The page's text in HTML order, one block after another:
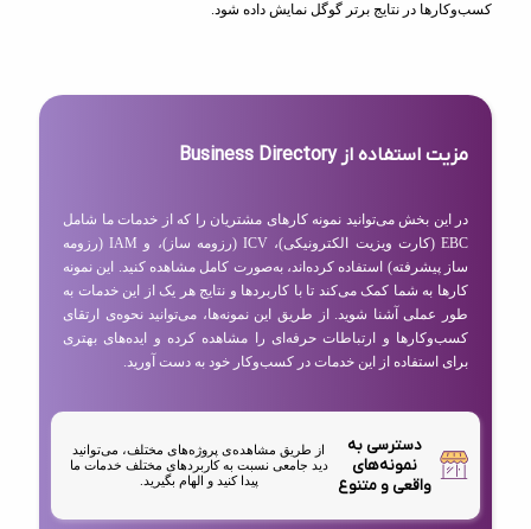
کسب‌وکارها در نتایج برتر گوگل نمایش داده شود.
مزیت استفاده از Business Directory
در این بخش می‌توانید نمونه کارهای مشتریان را که از خدمات ما شامل
EBC (کارت ویزیت الکترونیکی)، ICV (رزومه ساز)، و IAM (رزومه
ساز پیشرفته) استفاده کرده‌اند، به‌صورت کامل مشاهده کنید. این نمونه
کارها به شما کمک می‌کند تا با کاربردها و نتایج هر یک از این خدمات به
طور عملی آشنا شوید. از طریق این نمونه‌ها، می‌توانید نحوه‌ی ارتقای
کسب‌وکارها و ارتباطات حرفه‌ای را مشاهده کرده و ایده‌های بهتری
برای استفاده از این خدمات در کسب‌وکار خود به دست آورید.
دسترسی به
نمونه‌های
واقعی و متنوع
از طریق مشاهده‌ی پروژه‌های مختلف، می‌توانید
دید جامعی نسبت به کاربردهای مختلف خدمات ما
پیدا کنید و الهام بگیرید.